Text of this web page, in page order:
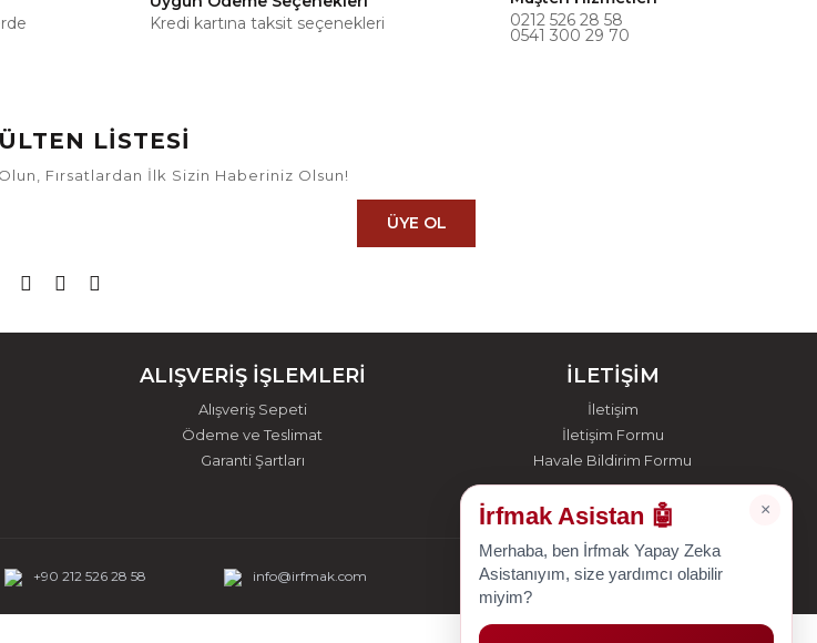
Kredi kartına taksit seçenekleri
0212 526 28 58
0541 300 29 70
LİSTESİ
Fırsatlardan İlk Sizin Haberiniz Olsun!
ÜYE OL
ALIŞVERİŞ İŞLEMLERİ
Alışveriş Sepeti
Ödeme ve Teslimat
Garanti Şartları
İLETİŞİM
İletişim
İletişim Formu
Havale Bildirim Formu
+90 212 526 28 58 info@irfmak.com
×
İrfmak Asistan 🤖
Merhaba, ben İrfmak Yapay Zeka
Asistanıyım, size yardımcı olabilir
miyim?